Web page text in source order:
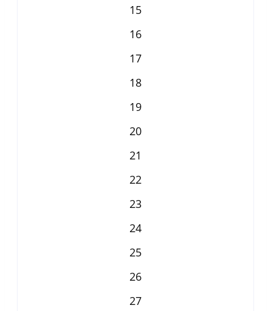
15
16
17
18
19
20
21
22
23
24
25
26
27